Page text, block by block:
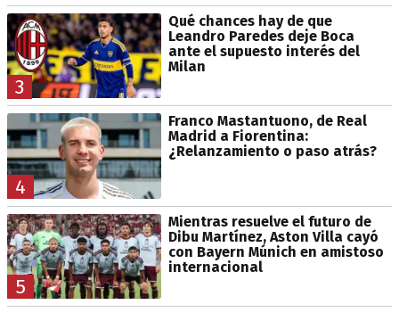
3
Qué chances hay de que
Leandro Paredes deje Boca
ante el supuesto interés del
Milan
4
Franco Mastantuono, de Real
Madrid a Fiorentina:
¿Relanzamiento o paso atrás?
5
Mientras resuelve el futuro de
Dibu Martínez, Aston Villa cayó
con Bayern Múnich en amistoso
internacional